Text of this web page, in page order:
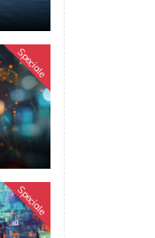
Speciale
Speciale